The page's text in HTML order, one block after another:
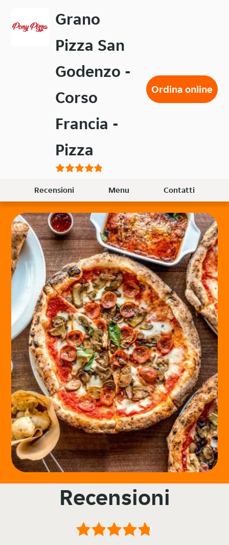
contenuto
Grano
Pizza San
Godenzo -
Corso
Francia -
Pizza
Ordina online
Recensioni Menu Contatti
Recensioni